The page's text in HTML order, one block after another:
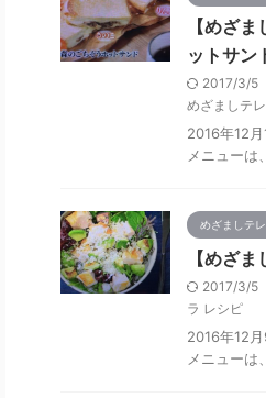
【めざ
ットサン
2017/3/5
めざましテ
2016年12
メニューは
めざましテ
【めざ
2017/3/5
ラ レシピ
2016年12
メニューは